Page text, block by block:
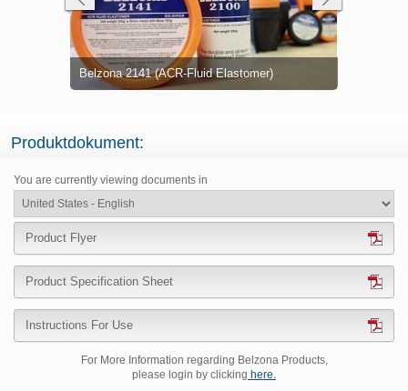
Axel skadad på grund av kavitation och
erosion
Produktdokument:
You are currently viewing documents in
Product Flyer
Product Specification Sheet
Instructions For Use
For More Information regarding Belzona Products,
please login by clicking here.